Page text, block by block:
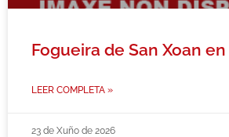
Fogueira de San Xoan
LEER COMPLETA »
23 de Xuño de 2026